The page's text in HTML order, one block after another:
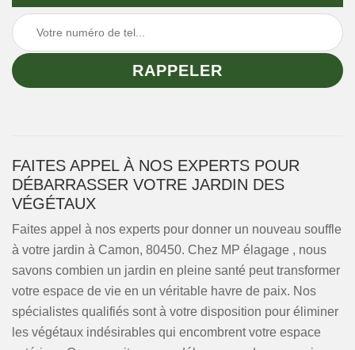
FAITES APPEL À NOS EXPERTS POUR
DÉBARRASSER VOTRE JARDIN DES
VÉGÉTAUX
Faites appel à nos experts pour donner un nouveau souffle
à votre jardin à Camon, 80450. Chez MP élagage , nous
savons combien un jardin en pleine santé peut transformer
votre espace de vie en un véritable havre de paix. Nos
spécialistes qualifiés sont à votre disposition pour éliminer
les végétaux indésirables qui encombrent votre espace